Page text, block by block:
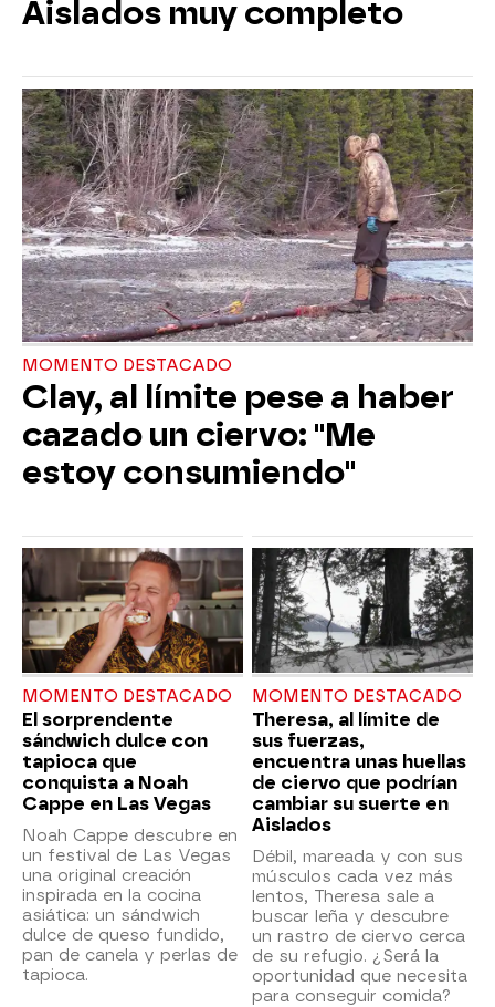
Aislados muy completo
MOMENTO DESTACADO
Clay, al límite pese a haber
cazado un ciervo: "Me
estoy consumiendo"
MOMENTO DESTACADO
El sorprendente
sándwich dulce con
tapioca que
conquista a Noah
Cappe en Las Vegas
Noah Cappe descubre en
un festival de Las Vegas
una original creación
inspirada en la cocina
asiática: un sándwich
dulce de queso fundido,
pan de canela y perlas de
tapioca.
MOMENTO DESTACADO
Theresa, al límite de
sus fuerzas,
encuentra unas huellas
de ciervo que podrían
cambiar su suerte en
Aislados
Débil, mareada y con sus
músculos cada vez más
lentos, Theresa sale a
buscar leña y descubre
un rastro de ciervo cerca
de su refugio. ¿Será la
oportunidad que necesita
para conseguir comida?